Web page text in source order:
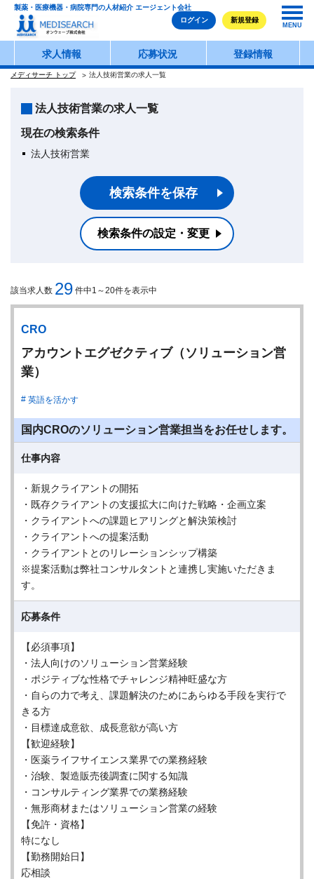
製薬・医療機器・病院専門の人材紹介 エージェント会社
ログイン
新規登録
MENU
求人情報 応募状況 登録情報
メディサーチ トップ 法人技術営業の求人一覧
法人技術営業の求人一覧
現在の検索条件
法人技術営業
検索条件を保存
検索条件の設定・変更
該当求人数 29 件中1～20件を表示中
CRO
アカウントエグゼクティブ（ソリューション営
業）
英語を活かす
国内CROのソリューション営業担当をお任せします。
仕事内容
・新規クライアントの開拓
・既存クライアントの支援拡大に向けた戦略・企画立案
・クライアントへの課題ヒアリングと解決策検討
・クライアントへの提案活動
・クライアントとのリレーションシップ構築
※提案活動は弊社コンサルタントと連携し実施いただきま
す。
応募条件
【必須事項】
・法人向けのソリューション営業経験
・ポジティブな性格でチャレンジ精神旺盛な方
・自らの力で考え、課題解決のためにあらゆる手段を実行で
きる方
・目標達成意欲、成長意欲が高い方
【歓迎経験】
・医薬ライフサイエンス業界での業務経験
・治験、製造販売後調査に関する知識
・コンサルティング業界での業務経験
・無形商材またはソリューション営業の経験
【免許・資格】
特になし
【勤務開始日】
応相談